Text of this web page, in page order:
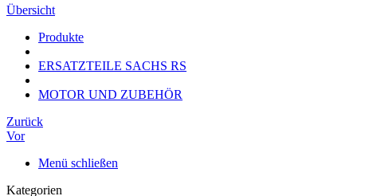
Übersicht
Produkte
ERSATZTEILE SACHS RS
MOTOR UND ZUBEHÖR
Zurück
Vor
Menü schließen
Kategorien